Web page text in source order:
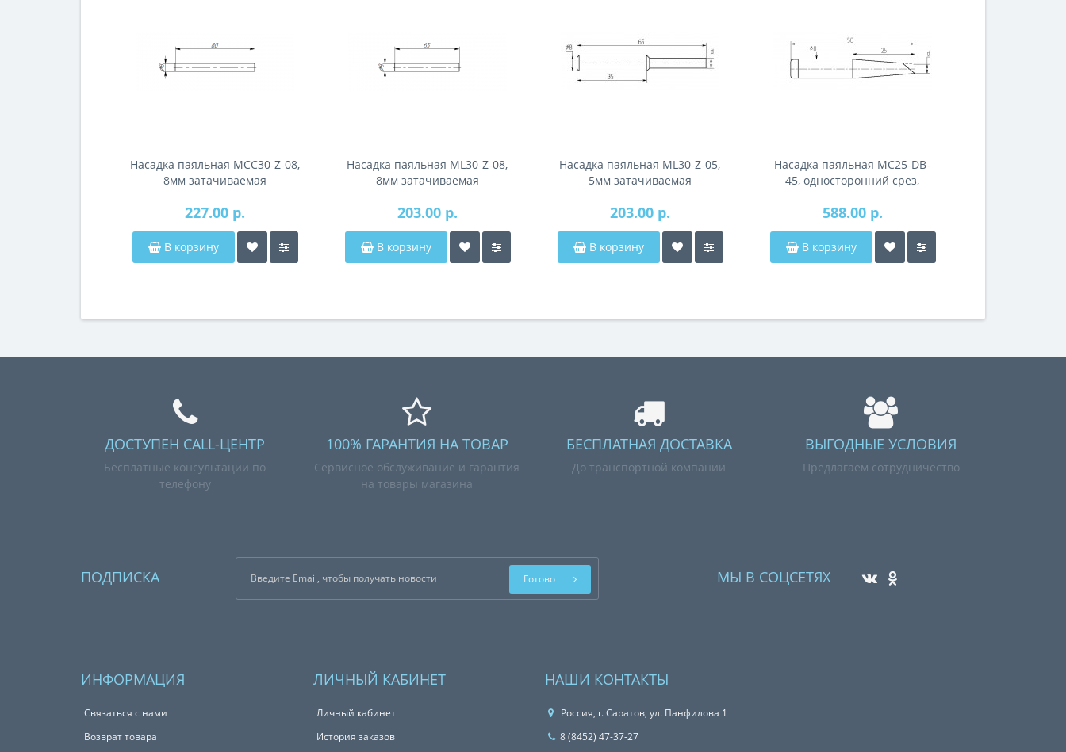
Насадка паяльная MCC30-Z-08,
8мм затачиваемая
227.00 р.
В корзину
Насадка паяльная ML30-Z-08,
8мм затачиваемая
203.00 р.
В корзину
Насадка паяльная ML30-Z-05,
5мм затачиваемая
203.00 р.
В корзину
Насадка паяльная MC25-DB-
45, односторонний срез,
588.00 р.
В корзину
ДОСТУПЕН CALL-ЦЕНТР
Бесплатные консультации по
телефону
100% ГАРАНТИЯ НА ТОВАР
Сервисное обслуживание и гарантия
на товары магазина
БЕСПЛАТНАЯ ДОСТАВКА
До транспортной компании
ВЫГОДНЫЕ УСЛОВИЯ
Предлагаем сотрудничество
ПОДПИСКА Готово МЫ В СОЦСЕТЯХ
ИНФОРМАЦИЯ
Связаться с нами
Возврат товара
ЛИЧНЫЙ КАБИНЕТ
Личный кабинет
История заказов
НАШИ КОНТАКТЫ
Россия, г. Саратов, ул. Панфилова 1
8 (8452) 47-37-27